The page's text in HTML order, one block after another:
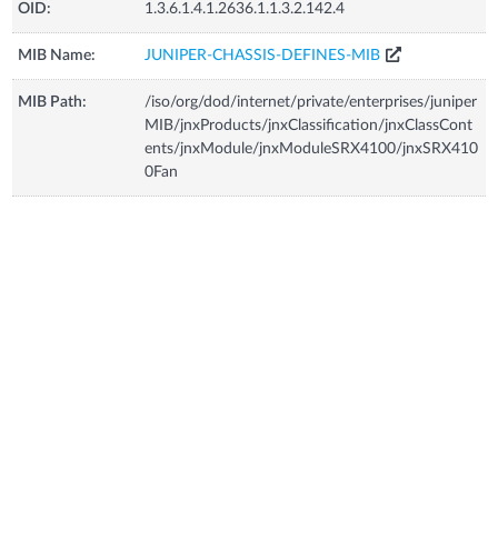
OID: 1.3.6.1.4.1.2636.1.1.3.2.142.4
MIB Name: JUNIPER-CHASSIS-DEFINES-MIB
MIB Path:
/iso/org/dod/internet/private/enterprises/juniper
MIB/jnxProducts/jnxClassification/jnxClassCont
ents/jnxModule/jnxModuleSRX4100/jnxSRX410
0Fan